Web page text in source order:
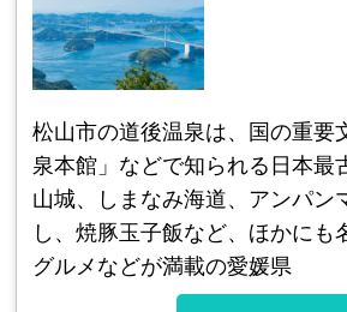
松山市の道後温泉は、国の重要
泉本館」などで知られる日本最
山城、しまなみ海道、アンパン
し、焼豚玉子飯など、ほかにも
グルメなどが満載の愛媛県